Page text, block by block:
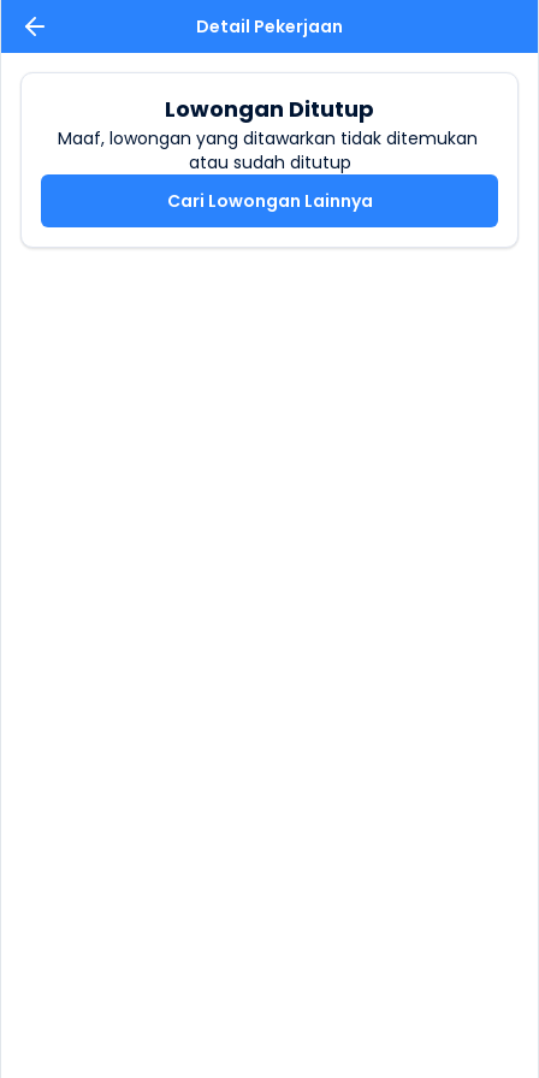
Detail Pekerjaan
Lowongan Ditutup
Maaf, lowongan yang ditawarkan tidak ditemukan
atau sudah ditutup
Cari Lowongan Lainnya